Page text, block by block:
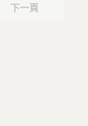
下一頁
下一頁